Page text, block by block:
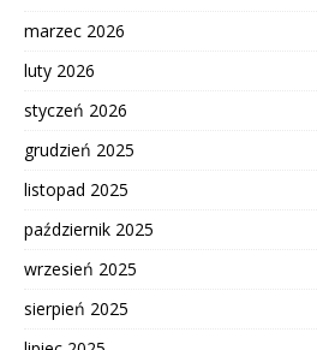
marzec 2026
luty 2026
styczeń 2026
grudzień 2025
listopad 2025
październik 2025
wrzesień 2025
sierpień 2025